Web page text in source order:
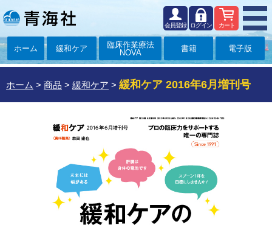
カート
ログイン
会員登録
ホーム 緩和ケア
臨床作業療法
NOVA
書籍 電子版
ホーム > 商品 > 緩和ケア > 緩和ケア 2016年6月増刊号